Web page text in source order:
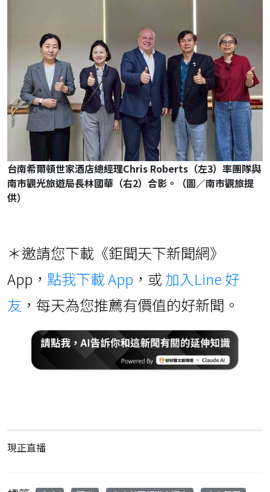
台南希爾頓世家酒店總經理Chris Roberts（左3）率團隊與
南市觀光旅遊局長林國華（右2）合影。（圖／南市觀旅提
供）
＊邀請您下載《鉅聞天下新聞網》
App， 點我下載 App ，或 加入Line 好
友 ，每天為您推薦有價值的好新聞。
現正直播